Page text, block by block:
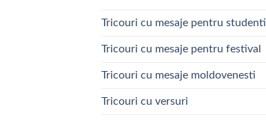
Tricouri cu mesaje pentru studenti
Tricouri cu mesaje pentru festival
Tricouri cu mesaje moldovenesti
Tricouri cu versuri